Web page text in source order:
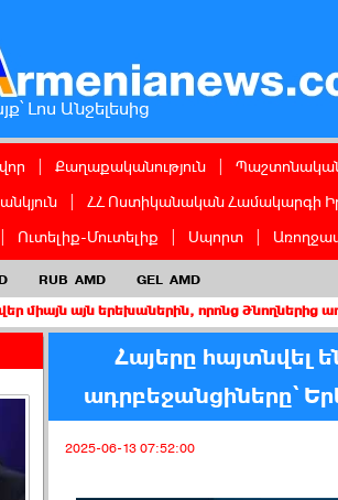
Լոս Անջելեսից
Քաղաքականություն
ՀՀ Ոստիկանական Համակարգի
Ուտելիք-Մուտելիք Սպորտ
RUB AMD GEL AMD
երեխաներին, որոնց ծնողներից առնվազն
Հայերը հայտնվել
ադրբեջանցիները՝
2025-06-13 07:52:00